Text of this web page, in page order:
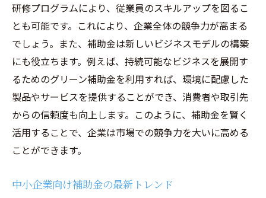
専門家による個別相談のメリット
神奈川県独自の補助金支援サービス
サポート機関の選び方と活用法
神奈川県の補助金情報を元に未来を切り拓く
未来志向のビジネスプラン作成法
補助金を活用した長期的な経営戦略
新市場開拓に向けた補助金活用法
持続可能なビジネスモデルの構築
神奈川県の補助金で描く未来ビジョン
研修プログラムにより、従業員のスキルアップを図るこ
とも可能です。これにより、企業全体の競争力が高まる
でしょう。また、補助金は新しいビジネスモデルの構築
にも役立ちます。例えば、持続可能なビジネスを展開す
るためのグリーン補助金を利用すれば、環境に配慮した
製品やサービスを提供することができ、消費者や取引先
からの信頼度も向上します。このように、補助金を賢く
活用することで、企業は市場での競争力を大いに高める
ことができます。
中小企業向け補助金の最新トレンド